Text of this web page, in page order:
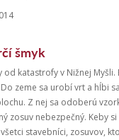
šmyk
katastrofy v Nižnej Myšli.
zeme sa urobí vrt a hĺbi
Z nej sa odoberú
zosuv nebezpečný. Keby
stavebníci, zosuvov,